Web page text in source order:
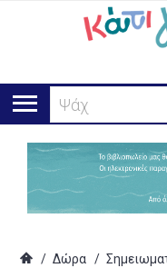
Ψάχνω γ
/ Δώρα /